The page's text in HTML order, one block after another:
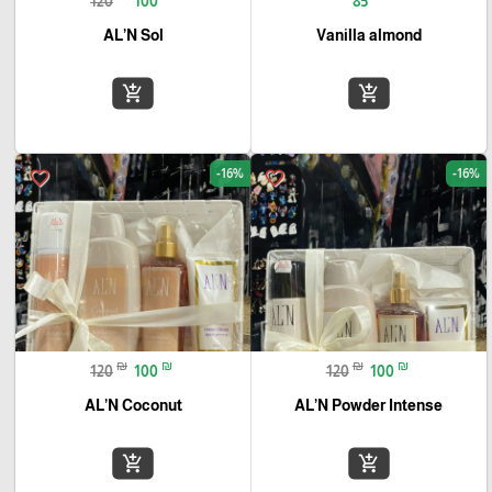
Vanilla almond
add_shopping_cart
AL’N Sol
add_shopping_cart
favorite_border -16%
120 ₪ 100 ₪
AL’N Powder Intense
add_shopping_cart
favorite_border -16%
120 ₪ 100 ₪
AL’N Coconut
add_shopping_cart